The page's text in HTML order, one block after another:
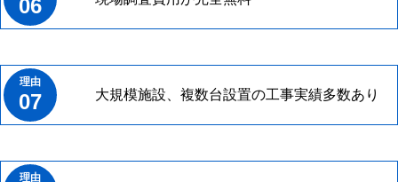
06
07 大規模施設、複数台設置の工事実績多数あり